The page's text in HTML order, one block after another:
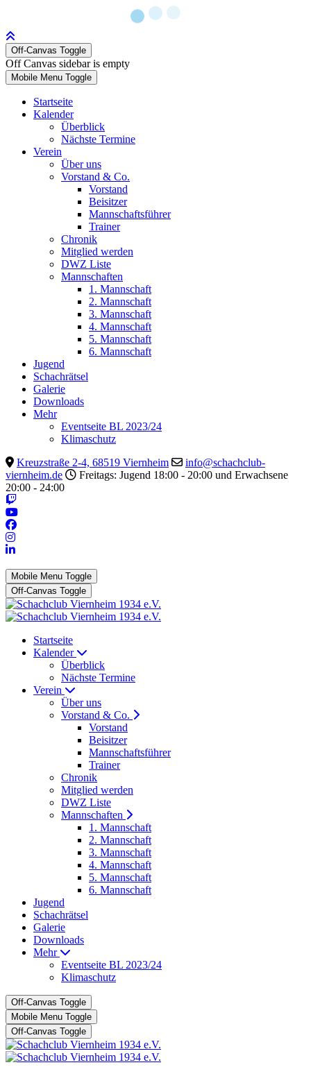
Off-Canvas Toggle
Off Canvas sidebar is empty
Mobile Menu Toggle
Startseite
Kalender
Überblick
Nächste Termine
Verein
Über uns
Vorstand & Co.
Vorstand
Beisitzer
Mannschaftsführer
Trainer
Chronik
Mitglied werden
DWZ Liste
Mannschaften
1. Mannschaft
2. Mannschaft
3. Mannschaft
4. Mannschaft
5. Mannschaft
6. Mannschaft
Jugend
Schachrätsel
Galerie
Downloads
Mehr
Eventseite BL 2023/24
Klimaschutz
Kreuzstraße 2-4, 68519 Viernheim
info@schachclub-
viernheim.de
Freitags: Jugend 18:00 - 20:00 und Erwachsene
20:00 - 24:00
Mobile Menu Toggle
Off-Canvas Toggle
Startseite
Kalender
Überblick
Nächste Termine
Verein
Über uns
Vorstand & Co.
Vorstand
Beisitzer
Mannschaftsführer
Trainer
Chronik
Mitglied werden
DWZ Liste
Mannschaften
1. Mannschaft
2. Mannschaft
3. Mannschaft
4. Mannschaft
5. Mannschaft
6. Mannschaft
Jugend
Schachrätsel
Galerie
Downloads
Mehr
Eventseite BL 2023/24
Klimaschutz
Off-Canvas Toggle
Mobile Menu Toggle
Off-Canvas Toggle